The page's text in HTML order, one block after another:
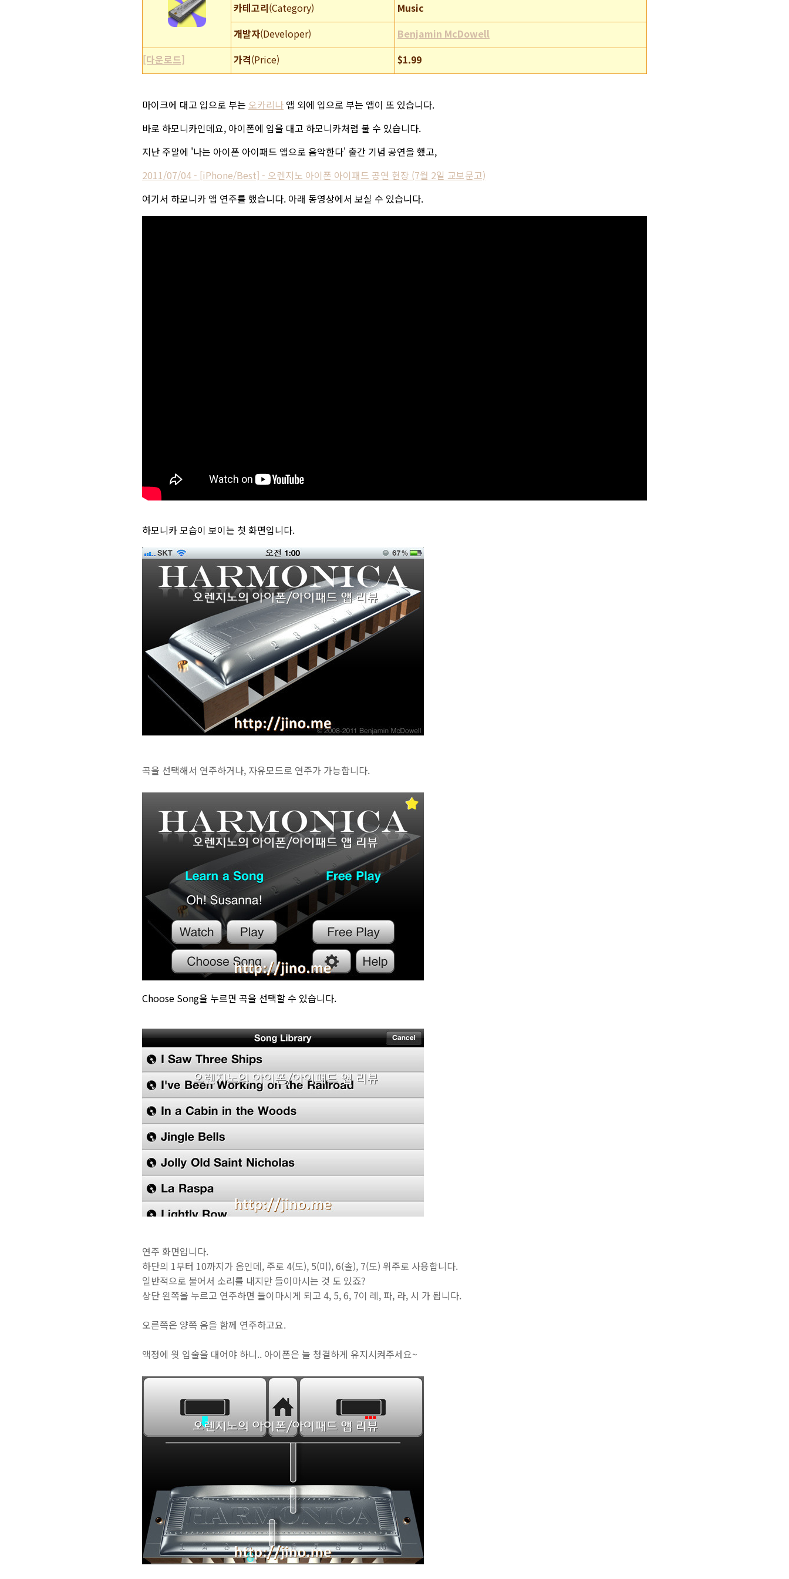
카테고리(Category)
Music
개발자(Developer)
Benjamin McDowell
[다운로드]
가격(Price) $1.99
마이크에 대고 입으로 부는 오카리나 앱 외에 입으로 부는 앱이 또 있습니다.
바로 하모니카인데요, 아이폰에 입을 대고 하모니카처럼 불 수 있습니다.
지난 주말에 '나는 아이폰 아이패드 앱으로 음악한다' 출간 기념 공연을 했고,
2011/07/04 - [iPhone/Best] - 오렌지노 아이폰 아이패드 공연 현장 (7월 2일 교보문고)
여기서 하모니카 앱 연주를 했습니다. 아래 동영상에서 보실 수 있습니다.
하모니카 모습이 보이는 첫 화면입니다.
곡을 선택해서 연주하거나, 자유모드로 연주가 가능합니다.
Choose Song을 누르면 곡을 선택할 수 있습니다.
연주 화면입니다.
하단의 1부터 10까지가 음인데, 주로 4(도), 5(미), 6(솔), 7(도) 위주로 사용합니다.
일반적으로 불어서 소리를 내지만 들이마시는 것 도 있죠?
상단 왼쪽을 누르고 연주하면 들이마시게 되고 4, 5, 6, 7이 레, 파, 라, 시 가 됩니다.
오른쪽은 양쪽 음을 함께 연주하고요.
액정에 윗 입술을 대어야 하니.. 아이폰은 늘 청결하게 유지시켜주세요~